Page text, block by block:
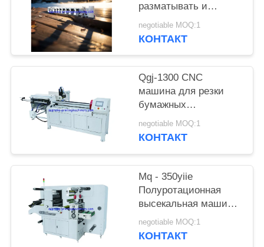
разматывать и
перематывать
машины прессы flexo
прокатывая
negotiable MOQ:1
КОНТАКТ
Qgj-1300 CNC
машина для резки
бумажных
пластиковых труб
negotiable MOQ:1
КОНТАКТ
Mq - 350yiie
Полуротационная
высекальная машина
с продольной резкой
negotiable MOQ:1
КОНТАКТ